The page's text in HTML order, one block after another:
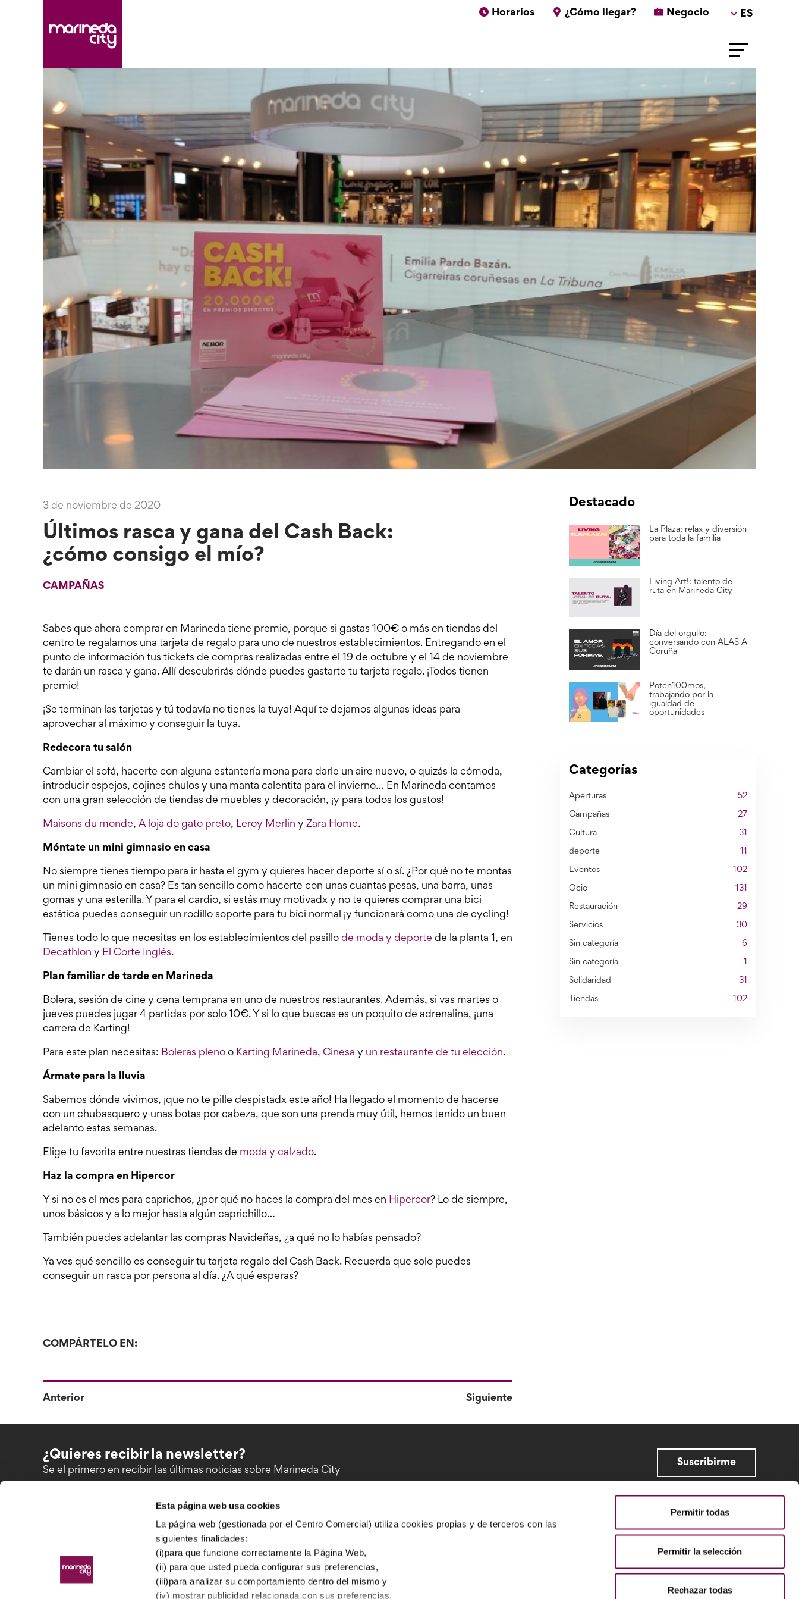
Esta página web usa cookies
La página web (gestionada por el Centro Comercial) utiliza cookies propias y de terceros con las
siguientes finalidades:
(i)para que funcione correctamente la Página Web,
(ii) para que usted pueda configurar sus preferencias,
(iii)para analizar su comportamiento dentro del mismo y
(iv) mostrar publicidad relacionada con sus preferencias.
Permitir todas
Permitir la selección
Rechazar todas
Horarios ¿Cómo llegar? Negocio ES
3 de noviembre de 2020
Últimos rasca y gana del Cash Back:
¿cómo consigo el mío?
CAMPAÑAS
Sabes que ahora comprar en Marineda tiene premio, porque si gastas 100€ o más en tiendas del
centro te regalamos una tarjeta de regalo para uno de nuestros establecimientos. Entregando en el
punto de información tus tickets de compras realizadas entre el 19 de octubre y el 14 de noviembre
te darán un rasca y gana. Allí descubrirás dónde puedes gastarte tu tarjeta regalo. ¡Todos tienen
premio!
¡Se terminan las tarjetas y tú todavía no tienes la tuya! Aquí te dejamos algunas ideas para
aprovechar al máximo y conseguir la tuya.
Redecora tu salón
Cambiar el sofá, hacerte con alguna estantería mona para darle un aire nuevo, o quizás la cómoda,
introducir espejos, cojines chulos y una manta calentita para el invierno… En Marineda contamos
con una gran selección de tiendas de muebles y decoración, ¡y para todos los gustos!
Maisons du monde, A loja do gato preto, Leroy Merlin y Zara Home.
Móntate un mini gimnasio en casa
No siempre tienes tiempo para ir hasta el gym y quieres hacer deporte sí o sí. ¿Por qué no te montas
un mini gimnasio en casa? Es tan sencillo como hacerte con unas cuantas pesas, una barra, unas
gomas y una esterilla. Y para el cardio, si estás muy motivadx y no te quieres comprar una bici
estática puedes conseguir un rodillo soporte para tu bici normal ¡y funcionará como una de cycling!
Tienes todo lo que necesitas en los establecimientos del pasillo de moda y deporte de la planta 1, en
Decathlon y El Corte Inglés.
Plan familiar de tarde en Marineda
Bolera, sesión de cine y cena temprana en uno de nuestros restaurantes. Además, si vas martes o
jueves puedes jugar 4 partidas por solo 10€. Y si lo que buscas es un poquito de adrenalina, ¡una
carrera de Karting!
Para este plan necesitas: Boleras pleno o Karting Marineda, Cinesa y un restaurante de tu elección.
Ármate para la lluvia
Sabemos dónde vivimos, ¡que no te pille despistadx este año! Ha llegado el momento de hacerse
con un chubasquero y unas botas por cabeza, que son una prenda muy útil, hemos tenido un buen
adelanto estas semanas.
Elige tu favorita entre nuestras tiendas de moda y calzado.
Haz la compra en Hipercor
Y si no es el mes para caprichos, ¿por qué no haces la compra del mes en Hipercor? Lo de siempre,
unos básicos y a lo mejor hasta algún caprichillo…
También puedes adelantar las compras Navideñas, ¿a qué no lo habías pensado?
Ya ves qué sencillo es conseguir tu tarjeta regalo del Cash Back. Recuerda que solo puedes
conseguir un rasca por persona al día. ¿A qué esperas?
COMPÁRTELO EN:
Anterior Siguiente
Destacado
La Plaza: relax y diversión
para toda la familia
Living Art!: talento de
ruta en Marineda City
Día del orgullo:
conversando con ALAS A
Coruña
Poten100mos,
trabajando por la
igualdad de
oportunidades
Categorías
Aperturas 52
Campañas 27
Cultura 31
deporte 11
Eventos 102
Ocio 131
Restauración 29
Servicios 30
Sin categoría 6
Sin categoría 1
Solidaridad 31
Tiendas 102
¿Quieres recibir la newsletter?
Se el primero en recibir las últimas noticias sobre Marineda City
Suscribirme
Estrada Baños de Arteixo, nº43.
15008
TIENDAS
OCIO/RESTAURACIÓN